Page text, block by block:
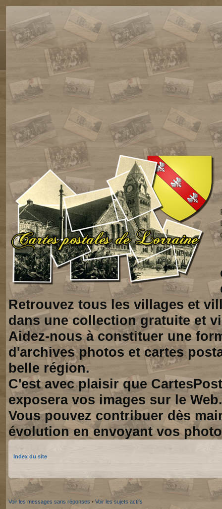
Retrouvez tous les villages et
dans une collection gratuite et
Aidez-nous à constituer une
d'archives photos et cartes
belle région.
C'est avec plaisir que
exposera vos images sur le Web.
Vous pouvez contribuer dès
évolution en envoyant vos
Index du site
Voir les messages sans réponses • Voir les sujets actifs